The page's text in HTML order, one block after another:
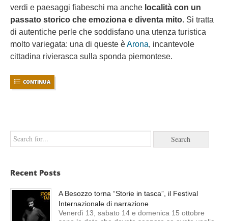
verdi e paesaggi fiabeschi ma anche località con un
passato storico che emoziona e diventa mito. Si tratta
di autentiche perle che soddisfano una utenza turistica
molto variegata: una di queste èArona, incantevole
cittadina rivierasca sulla sponda piemontese.
CONTINUA
Recent Posts
A Besozzo torna “Storie in tasca”, il Festival
Internazionale di narrazione
Venerdì 13, sabato 14 e domenica 15 ottobre